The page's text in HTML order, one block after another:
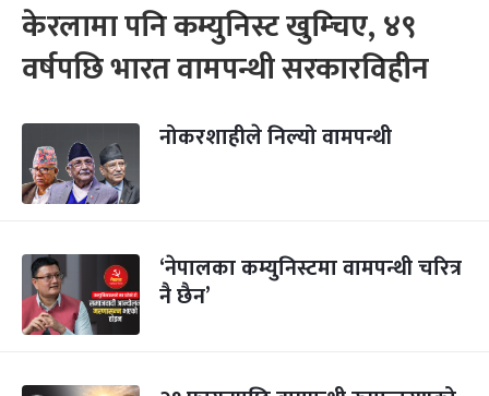
केरलामा पनि कम्युनिस्ट खुम्चिए, ४९
वर्षपछि भारत वामपन्थी सरकारविहीन
नोकरशाहीले निल्यो वामपन्थी
‘नेपालका कम्युनिस्टमा वामपन्थी चरित्र
नै छैन’